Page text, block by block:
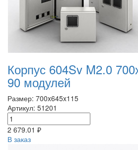
Корпус 604Sv M2.0
90 модулей
Размер: 700x645x115
Артикул: 51201
2 679.01 ₽
В заказ